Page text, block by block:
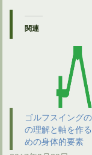
関連
ゴルフスイング
の理解と軸を作
めの身体的要素